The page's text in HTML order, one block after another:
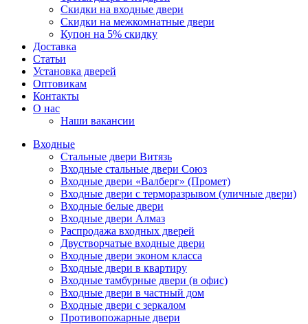
Скидки на входные двери
Скидки на межкомнатные двери
Купон на 5% скидку
Доставка
Статьи
Установка дверей
Оптовикам
Контакты
О нас
Наши вакансии
Входные
Стальные двери Витязь
Входные стальные двери Союз
Входные двери «Валберг» (Промет)
Входные двери с терморазрывом (уличные двери)
Входные белые двери
Входные двери Алмаз
Распродажа входных дверей
Двустворчатые входные двери
Входные двери эконом класса
Входные двери в квартиру
Входные тамбурные двери (в офис)
Входные двери в частный дом
Входные двери с зеркалом
Противопожарные двери